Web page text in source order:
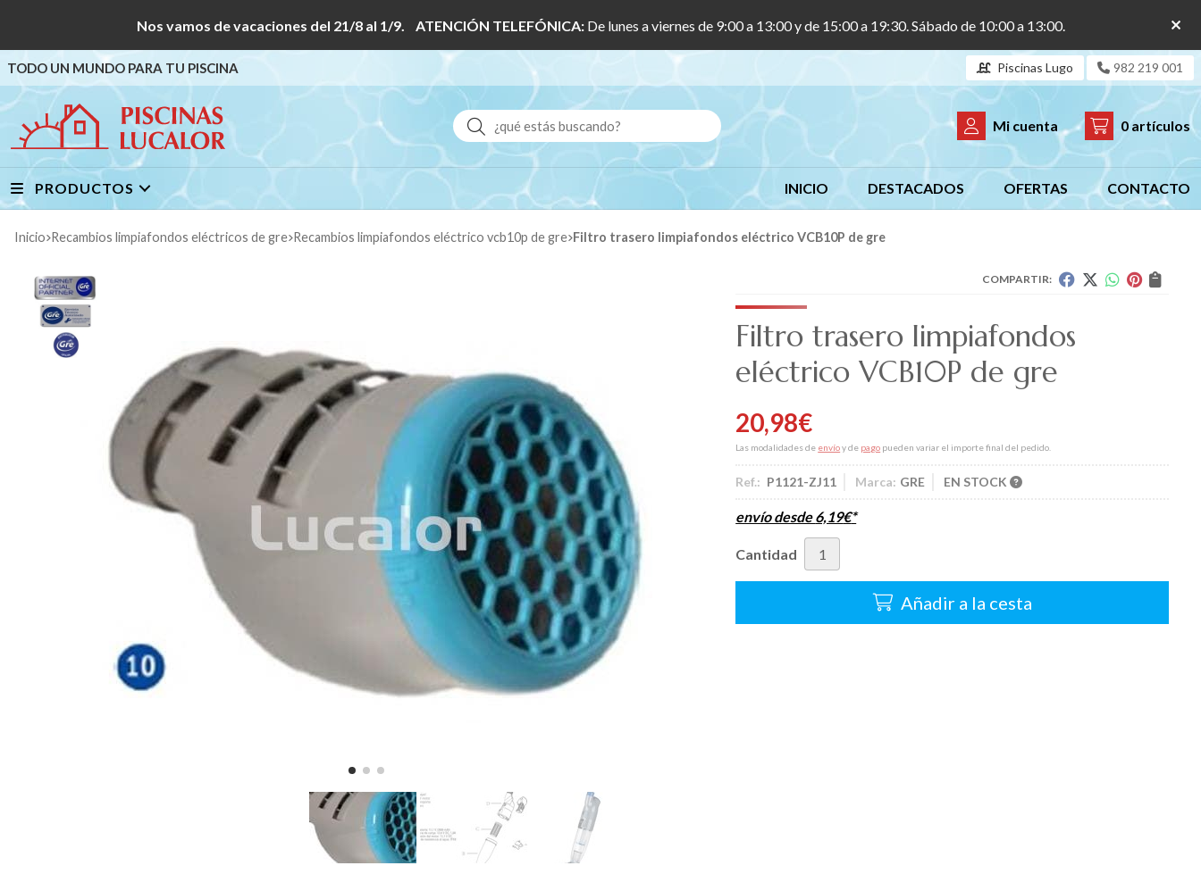
Nos vamos de vacaciones del 21/8 al 1/9. ATENCIÓN TELEFÓNICA: De lunes a viernes de 9:00 a 13:00 y de 15:00 a 19:30. Sábado de 10:00 a 13:00.
TODO UN MUNDO PARA TU PISCINA Piscinas Lugo 982 219 001
Buscar Mi cuenta 0 artículos
PRODUCTOS INICIO DESTACADOS OFERTAS CONTACTO
Inicio recambios limpiafondos eléctricos de gre recambios limpiafondos eléctrico vcb10p de gre Filtro trasero limpiafondos eléctrico VCB10P de gre
COMPARTIR:
Filtro trasero limpiafondos
eléctrico VCB10P de gre
20,98€
Las modalidades de envíoy de pago pueden variar el importe final del pedido.
Ref.: P1121-ZJ11 Marca: GRE EN STOCK
envío desde6,19€*
Cantidad
Añadir a la cesta